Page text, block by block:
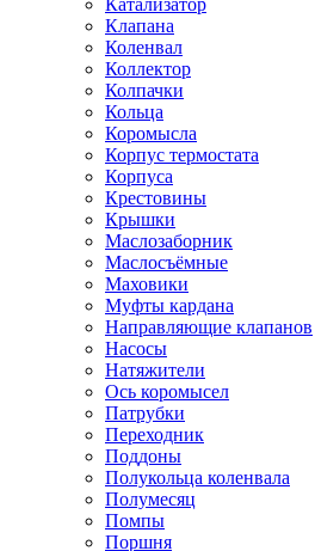
Катализатор
Клапана
Коленвал
Коллектор
Колпачки
Кольца
Коромысла
Корпус термостата
Корпуса
Крестовины
Крышки
Маслозаборник
Маслосъёмные
Маховики
Муфты кардана
Направляющие клапанов
Насосы
Натяжители
Ось коромысел
Патрубки
Переходник
Поддоны
Полукольца коленвала
Полумесяц
Помпы
Поршня